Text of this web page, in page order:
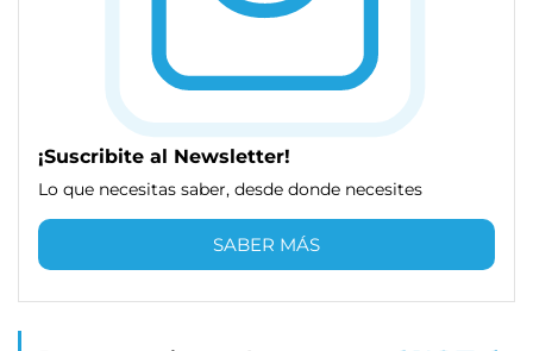
¡Suscribite al Newsletter!
Lo que necesitas saber, desde donde necesites
SABER MÁS